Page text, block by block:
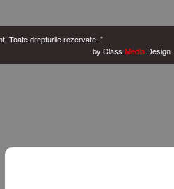
Toate drepturile rezervate. "
by Class MediaDesign